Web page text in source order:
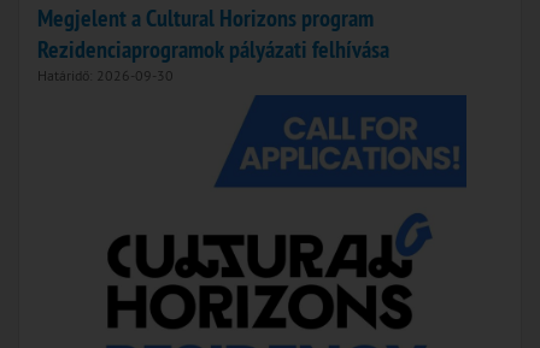
Megjelent a Cultural Horizons program
Rezidenciaprogramok pályázati felhívása
Határidő: 2026-09-30